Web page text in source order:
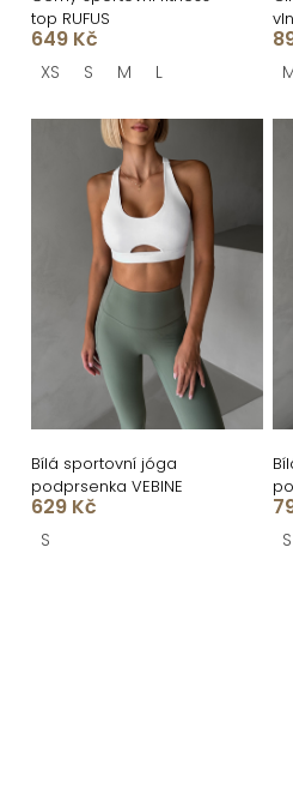
k
ů
top RUFUS
649 Kč
XS S M L
Bílá sportovní jóga
podprsenka VEBINE
629 Kč
S
zip
S